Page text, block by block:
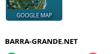
GOOGLE MAP
BARRA-GRANDE.NET